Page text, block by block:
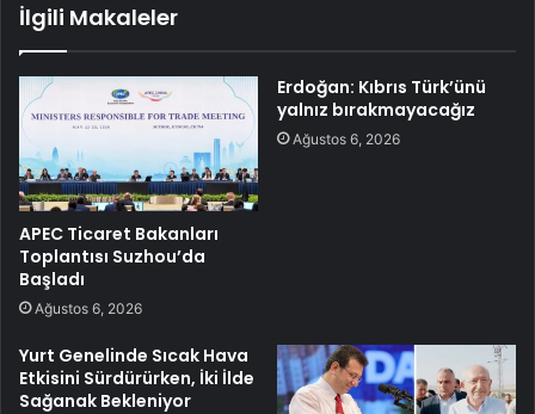
İlgili Makaleler
APEC Ticaret Bakanları
Toplantısı Suzhou’da
Başladı
Ağustos 6, 2026
Erdoğan: Kıbrıs Türk’ünü
yalnız bırakmayacağız
Ağustos 6, 2026
Yurt Genelinde Sıcak Hava
Etkisini Sürdürürken, İki İlde
Sağanak Bekleniyor